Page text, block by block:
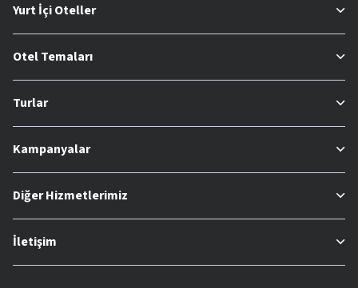
Yurt İçi Oteller
Otel Temaları
Turlar
Kampanyalar
Diğer Hizmetlerimiz
İletişim